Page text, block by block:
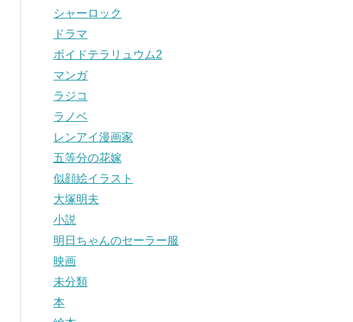
シャーロック
ドラマ
ボイドテラリュウム2
マンガ
ラジコ
ラノベ
レンアイ漫画家
五等分の花嫁
似顔絵イラスト
大塚明夫
小説
明日ちゃんのセーラー服
映画
未分類
本